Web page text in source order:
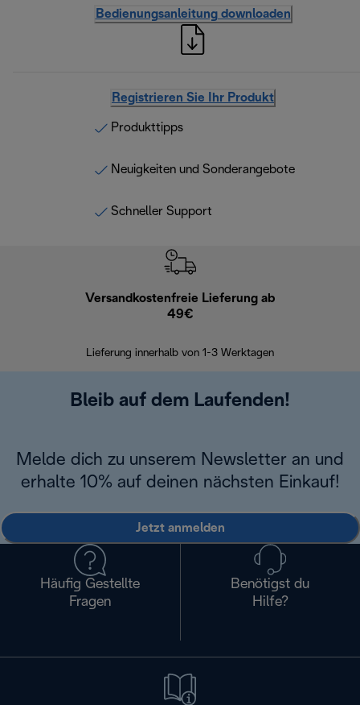
Bedienungsanleitung downloaden
Registrieren Sie Ihr Produkt
Produkttipps
Neuigkeiten und Sonderangebote
Schneller Support
Versandkostenfreie Lieferung ab
49€
Lieferung innerhalb von 1-3 Werktagen
Bleib auf dem Laufenden!
Melde dich zu unserem Newsletter an und
erhalte 10% auf deinen nächsten Einkauf!
Jetzt anmelden
Häufig Gestellte
Fragen
Benötigst du
Hilfe?